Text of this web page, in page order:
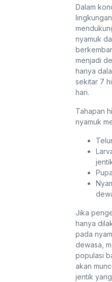
Dalam
nyamuk
menjadi
hanya
sekitar 7
hari.
Tahapan
nyamuk
Pupa
Jika
hanya
pada
dewasa,
populasi
akan
jentik